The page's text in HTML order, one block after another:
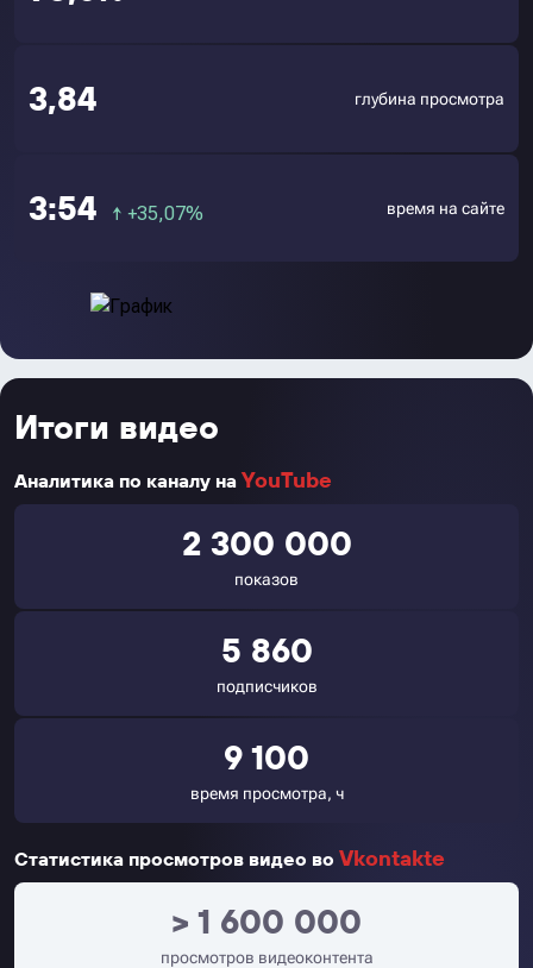
3,84 глубина просмотра
3:54 ↑ +35,07% время на сайте
Итоги видео
Аналитика по каналу на YouTube
2 300 000
показов
5 860
подписчиков
9 100
время просмотра, ч
Статистика просмотров видео во Vkontakte
> 1 600 000
просмотров видеоконтента